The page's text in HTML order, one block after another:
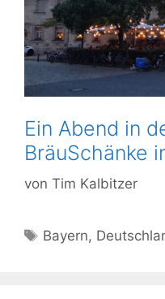
Ein Abend in
BräuSchänke
von Tim Kalbitzer
Schlagwörter
Bayern,